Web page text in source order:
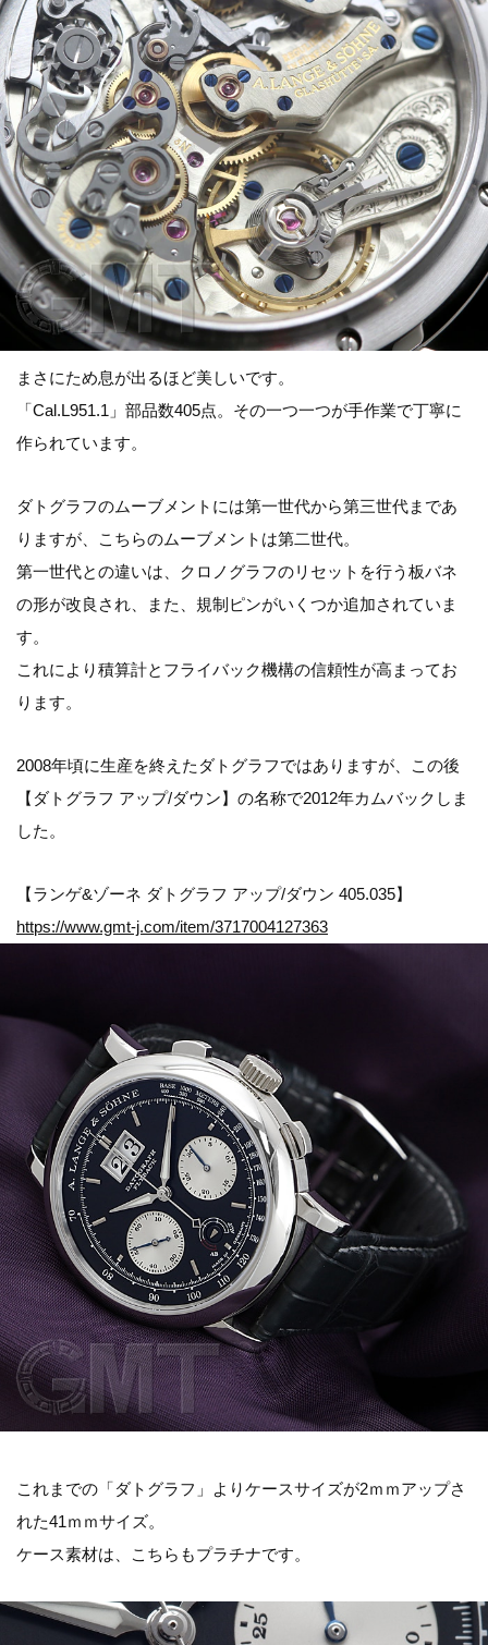
まさにため息が出るほど美しいです。
「Cal.L951.1」部品数405点。その一つ一つが手作業で丁寧に
作られています。
ダトグラフのムーブメントには第一世代から第三世代まであ
りますが、こちらのムーブメントは第二世代。
第一世代との違いは、クロノグラフのリセットを行う板バネ
の形が改良され、また、規制ピンがいくつか追加されていま
す。
これにより積算計とフライバック機構の信頼性が高まってお
ります。
2008年頃に生産を終えたダトグラフではありますが、この後
【ダトグラフ アップ/ダウン】の名称で2012年カムバックしま
した。
【ランゲ&ゾーネ ダトグラフ アップ/ダウン 405.035】
https://www.gmt-j.com/item/3717004127363
これまでの「ダトグラフ」よりケースサイズが2ｍｍアップさ
れた41ｍｍサイズ。
ケース素材は、こちらもプラチナです。